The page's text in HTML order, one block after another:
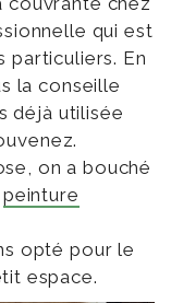
qui est
particuliers. En
la conseille
déjà utilisée
on a bouché
peinture
opté pour le
espace.